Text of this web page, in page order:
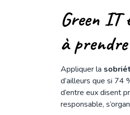
Green IT
à
Appliquer la
d’ailleurs que si 74
d’entre eux disent
responsable,